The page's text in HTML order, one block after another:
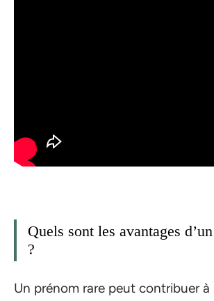
Quels sont les avantages
?
Un prénom rare peut contribuer à